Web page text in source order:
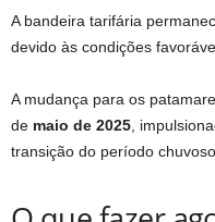
A bandeira tarifária
devido às condições
A mudança para os
de maio de 2025 ,
transição do período